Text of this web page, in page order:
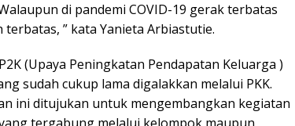
di pandemi COVID-19 gerak terbatas
” kata Yanieta Arbiastutie.
(Upaya Peningkatan Pendapatan Keluarga )
sudah cukup lama digalakkan melalui PKK.
ini ditujukan untuk mengembangkan kegiatan